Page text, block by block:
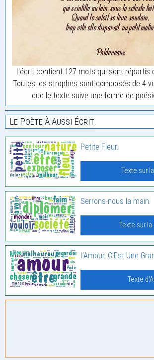
L'écrit contient 127 mots qui sont répartis
Toutes les strophes sont composés de 4
que le texte suive une forme de
Le Poète À Aussi Écrit:
Petite Fleur.
Texte sur
Serrons-nous la main.
Texte sur
L’Amour, C’Est Une
Texte